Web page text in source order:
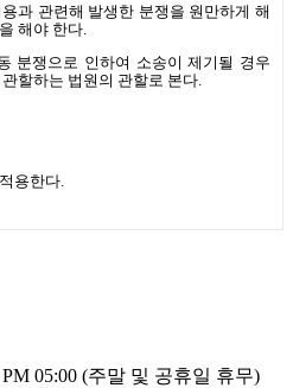
과 관련해 발생한 분쟁을 원만하게 해
해야 한다
분쟁으로 인하여 소송이 제기될 경우
할하는 법원의 관할로 본다.
용한다.
05:00 (주말 및 공휴일 휴무)